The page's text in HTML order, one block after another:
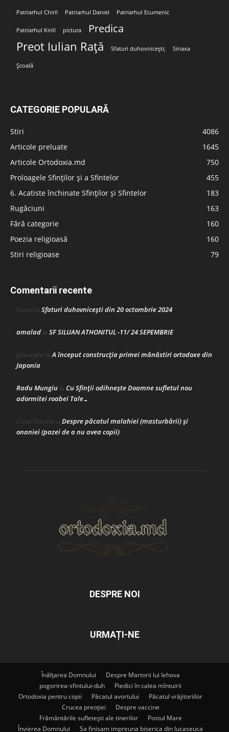
Patriarhul Chiril Patriarhul Daniel Patriarhul Ecumenic
Patriarhul Kirill pictura Predica
Preot Iulian Rață Sfaturi duhovnicești; Sinaxa
Școală
CATEGORIE POPULARĂ
Stiri
4086
Articole preluate
1645
Articole Ortodoxia.md
750
Proloagele Sfinților și a Sfintelor
455
6. Acatiste închinate Sfinților și Sfintelor
183
Rugăciuni
163
Fără categorie
160
Poezia religioasă
160
Stiri religioase
79
Comentarii recente
Doina la Sfaturi duhovnicești din 20 octombrie 2024
amalad la SF SILUAN ATHONITUL -11/ 24 SEPEMBRIE
gheorghe laA început construcţia primei mănăstiri ortodoxe din
Japonia
Radu Mungiu la Cu Sfinții odihnește Doamne sufletul nou
adormitei roabei Tale…
Crina Marina la Despre păcatul malahiei (masturbării) şi
onaniei (pazei de a nu avea copii)
DESPRE NOI
URMAȚI-NE
Înălțarea Domnului
Despre Martorii lui Iehova
pogorirea-sfintului-duh
Piedici în calea mîntuirii
Ortodoxia pentru copii
Păcatul avortului
Păcatul vrăjitoriilor
Crucea preoției
Despre vaccine
Frământările sufletești ale tinerilor
Postul Mare
Învierea Domnului
Sa finisam impreuna biserica din lucaseuca